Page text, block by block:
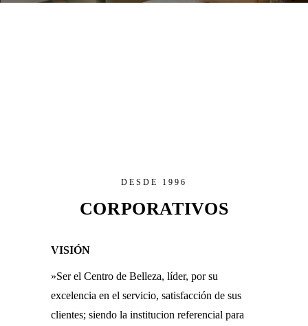
DESDE 1996
CORPORATIVOS
VISIÓN
»Ser el Centro de Belleza, líder, por su
excelencia en el servicio, satisfacción de sus
clientes; siendo la institucion referencial para